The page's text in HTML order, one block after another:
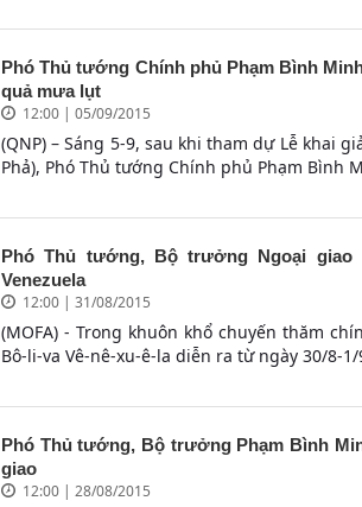
Phó Thủ tướng Chính phủ Phạm Bình
quả mưa lụt
12:00 | 05/09/2015
(QNP) – Sáng 5-9, sau khi tham dự Lễ khai
Phả), Phó Thủ tướng Chính phủ Phạm Bình
Phó Thủ tướng, Bộ trưởng Ngoại
Venezuela
12:00 | 31/08/2015
(MOFA) - Trong khuôn khổ chuyến thăm
Bô-li-va Vê-nê-xu-ê-la diễn ra từ ngày 30/8-
Phó Thủ tướng, Bộ trưởng Phạm Bình
giao
12:00 | 28/08/2015